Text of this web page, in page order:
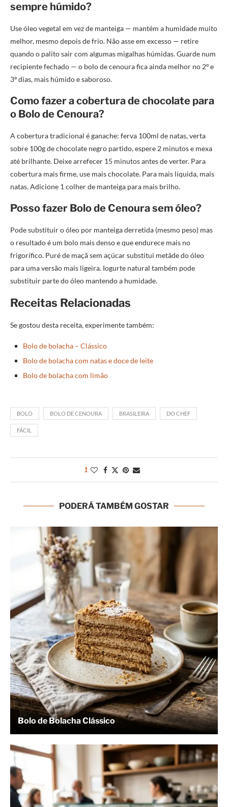
sempre húmido?
Use óleo vegetal em vez de manteiga — mantém a humidade muito
melhor, mesmo depois de frio. Não asse em excesso — retire
quando o palito sair com algumas migalhas húmidas. Guarde num
recipiente fechado — o bolo de cenoura fica ainda melhor no 2º e
3º dias, mais húmido e saboroso.
Como fazer a cobertura de chocolate para
o Bolo de Cenoura?
A cobertura tradicional é ganache: ferva 100ml de natas, verta
sobre 100g de chocolate negro partido, espere 2 minutos e mexa
até brilhante. Deixe arrefecer 15 minutos antes de verter. Para
cobertura mais firme, use mais chocolate. Para mais líquida, mais
natas. Adicione 1 colher de manteiga para mais brilho.
Posso fazer Bolo de Cenoura sem óleo?
Pode substituir o óleo por manteiga derretida (mesmo peso) mas
o resultado é um bolo mais denso e que endurece mais no
frigorífico. Puré de maçã sem açúcar substitui metâde do óleo
para uma versão mais ligeira. Iogurte natural também pode
substituir parte do óleo mantendo a humidade.
Receitas Relacionadas
Se gostou desta receita, experimente também:
Bolo de bolacha – Clássico
Bolo de bolacha com natas e doce de leite
Bolo de bolacha com limão
BOLO BOLO DE CENOURA BRASILEIRA DO CHEF
FÁCIL
1
PODERÁ TAMBÉM GOSTAR
Bolo de Bolacha Clássico